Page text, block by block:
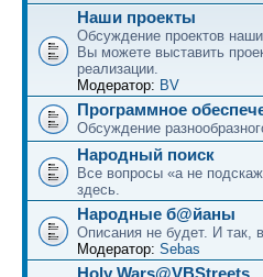
Наши проекты
Обсуждение проектов
Вы можете выставить
реализации.
Модератор: BV
Программное
Обсуждение
Народный поиск
Все вопросы «а не
здесь.
Народные б@йаны
Описания не будет. И так,
Модератор: Sebas
Holy Wars@VBStreets